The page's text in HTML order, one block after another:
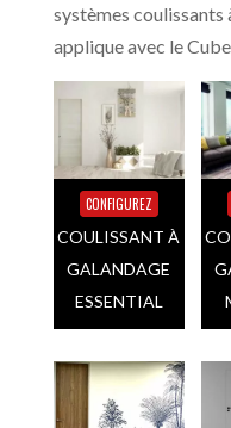
systèmes coulissants
applique avec le Cube
CONFIGUREZ
COULISSANT À
GALANDAGE
ESSENTIAL